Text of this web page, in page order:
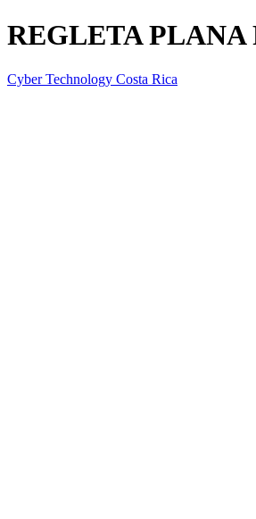
REGLETA PLANA
Cyber Technology Costa Rica